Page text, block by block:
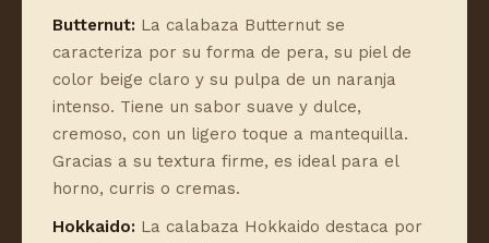
Butternut: La calabaza Butternut se
caracteriza por su forma de pera, su piel de
color beige claro y su pulpa de un naranja
intenso. Tiene un sabor suave y dulce,
cremoso, con un ligero toque a mantequilla.
Gracias a su textura firme, es ideal para el
horno, curris o cremas.
Hokkaido: La calabaza Hokkaido destaca por